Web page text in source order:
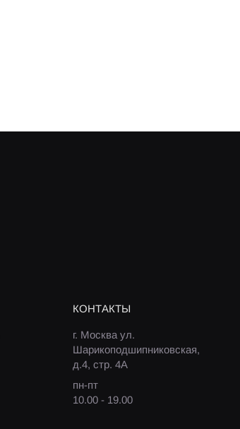
КОНТАКТЫ
г. Москва ул.
Шарикоподшипниковская,
д.4, стр. 4А
пн-пт
10.00 - 19.00